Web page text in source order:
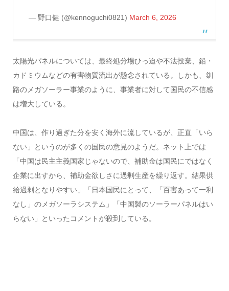
— 野口健 (@kennoguchi0821) March 6, 2026
太陽光パネルについては、最終処分場ひっ迫や不法投棄、鉛・
カドミウムなどの有害物質流出が懸念されている。しかも、釧
路のメガソーラー事業のように、事業者に対して国民の不信感
は増大している。
中国は、作り過ぎた分を安く海外に流しているが、正直「いら
ない」というのが多くの国民の意見のようだ。ネット上では
「中国は民主主義国家じゃないので、補助金は国民にではなく
企業に出すから、補助金欲しさに過剰生産を繰り返す。結果供
給過剰となりやすい」「日本国民にとって、「百害あって一利
なし」のメガソーラシステム」「中国製のソーラーパネルはい
らない」といったコメントが殺到している。